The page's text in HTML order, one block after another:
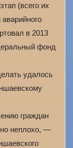
(всего их
в 2013
фонд
удалось
граждан
неплохо, —